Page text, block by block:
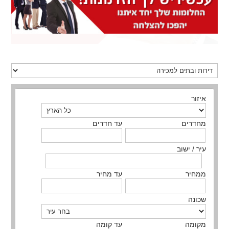
איזור
מחדרים עד חדרים
עיר / ישוב
ממחיר עד מחיר
שכונה
מקומה עד קומה